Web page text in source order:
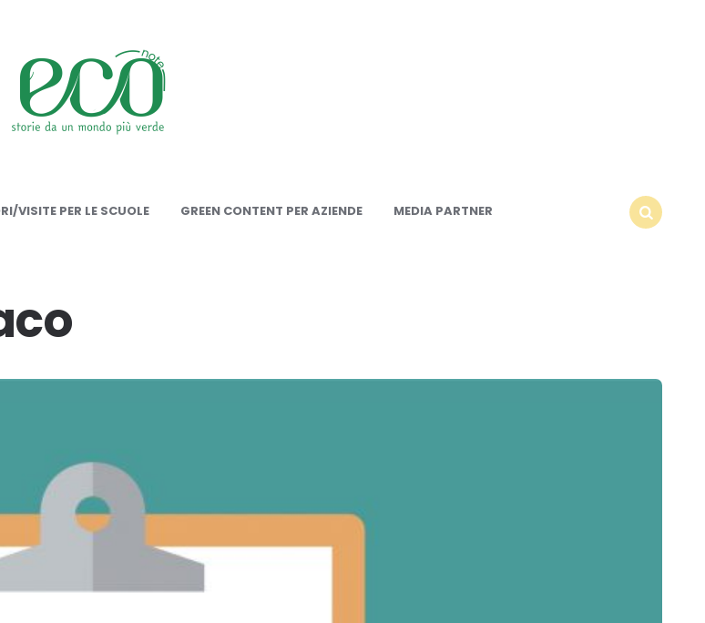
VISITE PER LE SCUOLE GREEN CONTENT PER AZIENDE
MEDIA PARTNER